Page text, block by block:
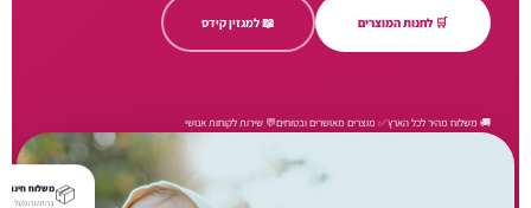
🛒 לחנות המוצרים 📖 למגזין קידס
🚚 משלוח מהיר לכל הארץ✅ מוצרים מאושרים ובטוחים💬 שירות לקוחות אנושי
📦 בהזמנה מעל ₪250